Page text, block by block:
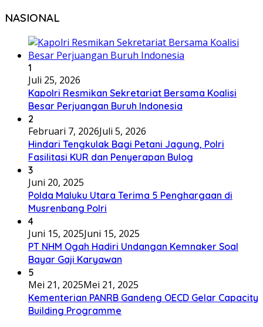
NASIONAL
1
Juli 25, 2026
Kapolri Resmikan Sekretariat Bersama Koalisi
Besar Perjuangan Buruh Indonesia
2
Februari 7, 2026Juli 5, 2026
Hindari Tengkulak Bagi Petani Jagung, Polri
Fasilitasi KUR dan Penyerapan Bulog
3
Juni 20, 2025
Polda Maluku Utara Terima 5 Penghargaan di
Musrenbang Polri
4
Juni 15, 2025Juni 15, 2025
PT NHM Ogah Hadiri Undangan Kemnaker Soal
Bayar Gaji Karyawan
5
Mei 21, 2025Mei 21, 2025
Kementerian PANRB Gandeng OECD Gelar Capacity
Building Programme